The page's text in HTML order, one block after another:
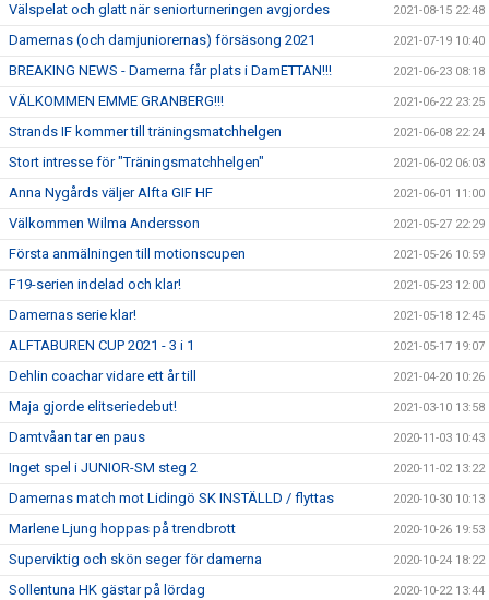
Välspelat och glatt när seniorturneringen avgjordes 2021-08-15 22:48
Damernas (och damjuniorernas) försäsong 2021 2021-07-19 10:40
BREAKING NEWS - Damerna får plats i DamETTAN!!! 2021-06-23 08:18
VÄLKOMMEN EMME GRANBERG!!! 2021-06-22 23:25
Strands IF kommer till träningsmatchhelgen 2021-06-08 22:24
Stort intresse för "Träningsmatchhelgen" 2021-06-02 06:03
Anna Nygårds väljer Alfta GIF HF 2021-06-01 11:00
Välkommen Wilma Andersson 2021-05-27 22:29
Första anmälningen till motionscupen 2021-05-26 10:59
F19-serien indelad och klar! 2021-05-23 12:00
Damernas serie klar! 2021-05-18 12:45
ALFTABUREN CUP 2021 - 3 i 1 2021-05-17 19:07
Dehlin coachar vidare ett år till 2021-04-20 10:26
Maja gjorde elitseriedebut! 2021-03-10 13:58
Damtvåan tar en paus 2020-11-03 10:43
Inget spel i JUNIOR-SM steg 2 2020-11-02 13:22
Damernas match mot Lidingö SK INSTÄLLD / flyttas 2020-10-30 10:13
Marlene Ljung hoppas på trendbrott 2020-10-26 19:53
Superviktig och skön seger för damerna 2020-10-24 18:22
Sollentuna HK gästar på lördag 2020-10-22 13:44